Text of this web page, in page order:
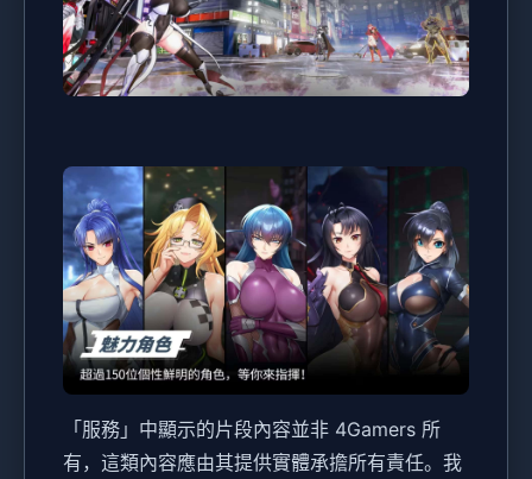
「服務」中顯示的片段內容並非 4Gamers 所
有，這類內容應由其提供實體承擔所有責任。我